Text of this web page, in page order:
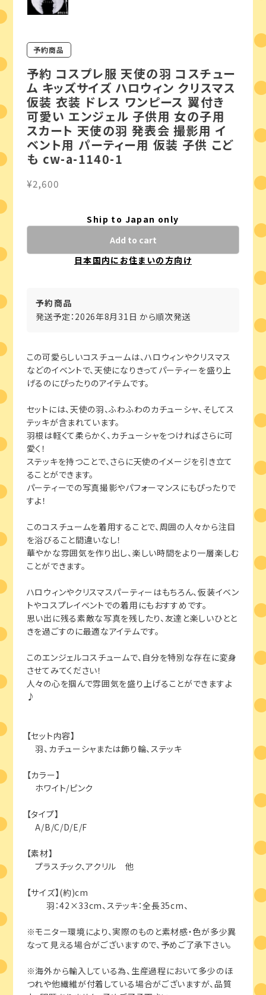
予約商品
予約 コスプレ服 天使の羽 コスチュー
ム キッズサイズ ハロウィン クリスマス
仮装 衣装 ドレス ワンピース 翼付き
可愛い エンジェル 子供用 女の子用
スカート 天使の羽 発表会 撮影用 イ
ベント用 パーティー用 仮装 子供 こど
も cw-a-1140-1
¥2,600
Ship to Japan only
Add to cart
日本国内にお住まいの方向け
予約商品
発送予定：2026年8月31日 から順次発送
この可愛らしいコスチュームは、ハロウィンやクリスマス
などのイベントで、天使になりきってパーティーを盛り上
げるのにぴったりのアイテムです。
セットには、天使の羽、ふわふわのカチューシャ、そしてス
テッキが含まれています。
羽根は軽くて柔らかく、カチューシャをつければさらに可
愛く！
ステッキを持つことで、さらに天使のイメージを引き立て
ることができます。
パーティーでの写真撮影やパフォーマンスにもぴったりで
すよ！
このコスチュームを着用することで、周囲の人々から注目
を浴びること間違いなし！
華やかな雰囲気を作り出し、楽しい時間をより一層楽しむ
ことができます。
ハロウィンやクリスマスパーティーはもちろん、仮装イベン
トやコスプレイベントでの着用にもおすすめです。
思い出に残る素敵な写真を残したり、友達と楽しいひとと
きを過ごすのに最適なアイテムです。
このエンジェルコスチュームで、自分を特別な存在に変身
させてみてください！
人々の心を掴んで雰囲気を盛り上げることができますよ
♪
【セット内容】
羽、カチューシャまたは飾り輪、ステッキ
【カラー】
ホワイト/ピンク
【タイプ】
A/B/C/D/E/F
【素材】
プラスチック、アクリル 他
【サイズ】(約)cm
羽：42×33cm、ステッキ：全長35cm、
※モニター環境により、実際のものと素材感・色が多少異
なって見える場合がございますので、予めご了承下さい。
※海外から輸入している為、生産過程において多少のほ
つれや他繊維が付着している場合がございますが、品質